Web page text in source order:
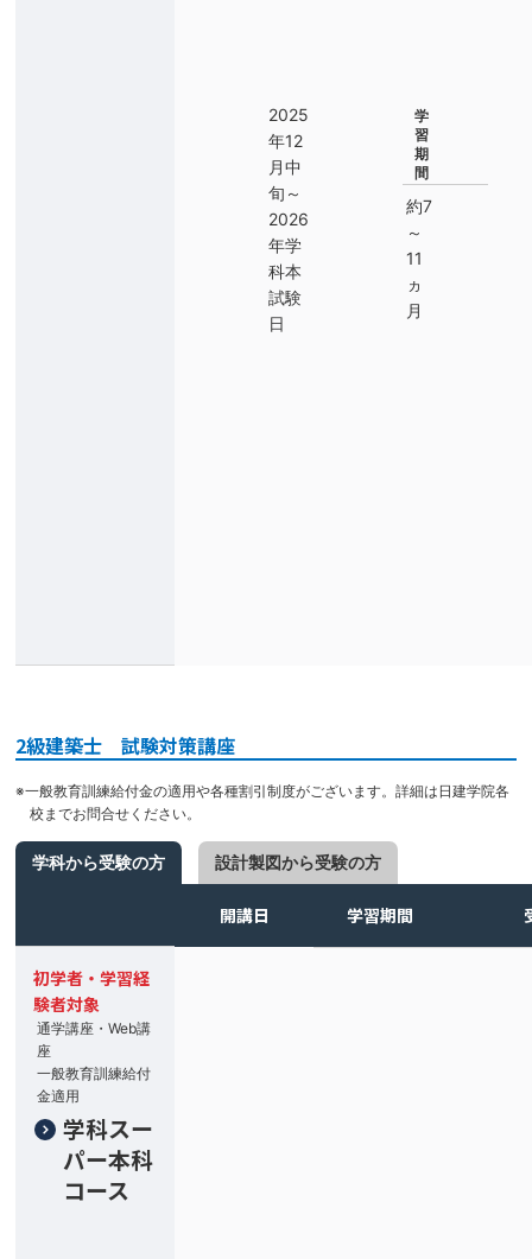
2025
年12
月中
旬～
2026
年学
科本
試験
日
学
習
期
間
約7
～
11
ヵ
月
2級建築士 試験対策講座
※一般教育訓練給付金の適用や各種割引制度がございます。詳細は日建学院各
校までお問合せください。
学科から受験の方 設計製図から受験の方
開講日 学習期間
初学者・学習経
験者対象
通学講座・Web講
座
一般教育訓練給付
金適用
学科スー
パー本科
コース